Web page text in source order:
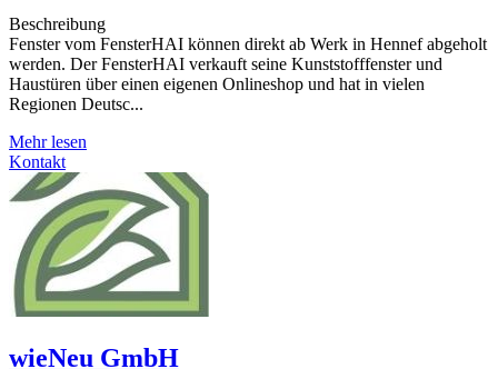
Beschreibung
Fenster vom FensterHAI können direkt ab Werk in Hennef abgeholt
werden. Der FensterHAI verkauft seine Kunststofffenster und
Haustüren über einen eigenen Onlineshop und hat in vielen
Regionen Deutsc...
Mehr lesen
Kontakt
wieNeu GmbH